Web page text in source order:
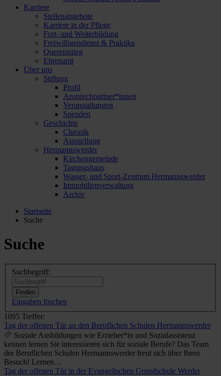
Karriere
Stellenangebote
Karriere in der Pflege
Fort- und Weiterbildung
Freiwilligendienst & Praktika
Quereinstieg
Ehrenamt
Über uns
Stiftung
Profil
Ansprechpartner*innen
Veranstaltungen
Spenden
Geschichte
Chronik
Ausstellung
Hermannswerder
Kirchengemeinde
Tagungshaus
Wasser- und Sport-Zentrum Hermannswerder
Immobilienverwaltung
Archiv
Startseite
Suche
Suche
Suchbegriff:
Eingaben löschen
1095 Treffer:
Tag der offenen Tür an den Beruflichen Schulen Hermannswerder
Soziale Ausbildungen wie Erzieher*in und Sozialassistenz
kennen lernen Sie interessieren sich für soziale Berufe? Das Team
der Beruflichen Schulen Hermannswerder freut sich über Ihren
Besuch! Lernen…
Tag der offenen Tür in der Evangelischen Grundschule Werder